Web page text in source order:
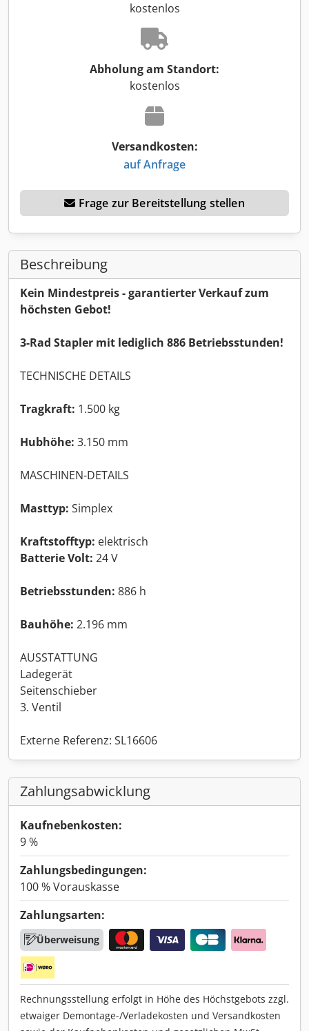
kostenlos
Abholung am Standort:
kostenlos
Versandkosten:
auf Anfrage
Frage zur Bereitstellung stellen
Beschreibung
Kein Mindestpreis - garantierter Verkauf zum
höchsten Gebot!
3-Rad Stapler mit lediglich 886 Betriebsstunden!
TECHNISCHE DETAILS
Tragkraft: 1.500 kg
Hubhöhe: 3.150 mm
MASCHINEN-DETAILS
Masttyp: Simplex
Kraftstofftyp: elektrisch
Batterie Volt: 24 V
Betriebsstunden: 886 h
Bauhöhe: 2.196 mm
AUSSTATTUNG
Ladegerät
Seitenschieber
3. Ventil
Externe Referenz: SL16606
Zahlungsabwicklung
Kaufnebenkosten:
9 %
Zahlungsbedingungen:
100 % Vorauskasse
Zahlungsarten:
Überweisung
Rechnungsstellung erfolgt in Höhe des Höchstgebots zzgl.
etwaiger Demontage-/Verladekosten und Versandkosten